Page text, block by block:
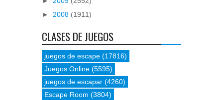
► 2008 (1911)
CLASES DE JUEGOS
juegos de escape (17816)
Juegos Online (5595)
juegos de escapar (4260)
Escape Room (3804)